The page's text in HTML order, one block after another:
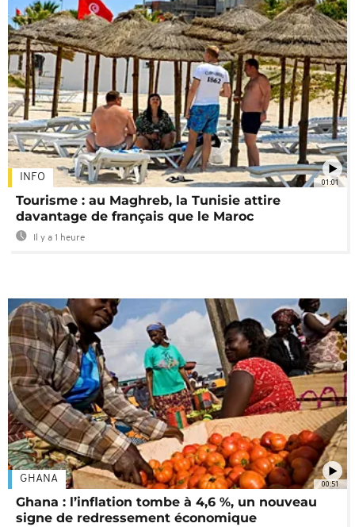
01:01
INFO
Tourisme : au Maghreb, la Tunisie attire
davantage de français que le Maroc
Il y a 1 heure
00:51
GHANA
Ghana : l’inflation tombe à 4,6 %, un nouveau
signe de redressement économique